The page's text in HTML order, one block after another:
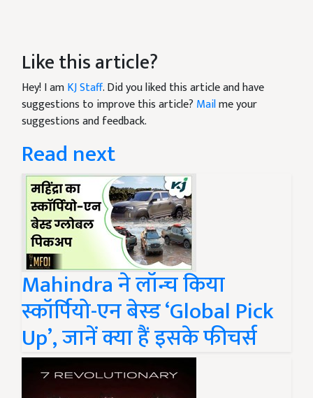
Like this article?
Hey! I amKJ Staff. Did you liked this article and have
suggestions to improve this article? Mailme your
suggestions and feedback.
Read next
Mahindra ने लॉन्च किया
स्कॉर्पियो-एन बेस्ड ‘Global Pick
Up’, जानें क्या हैं इसके फीचर्स